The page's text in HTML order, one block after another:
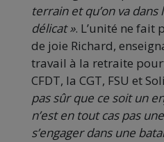
terrain et qu’on va dans
délicat ». L’unité ne fait
de joie Richard,
travail à la retraite
CFDT, la CGT, FSU et
pas sûr que ce soit un
n’est en tout cas pas
s’engager dans une